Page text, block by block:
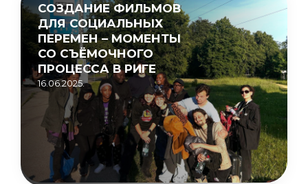
СОЗДАНИЕ ФИЛЬМОВ
ДЛЯ СОЦИАЛЬНЫХ
ПЕРЕМЕН – МОМЕНТЫ
СО СЪЁМОЧНОГО
ПРОЦЕССА В РИГЕ
16.06.2025.